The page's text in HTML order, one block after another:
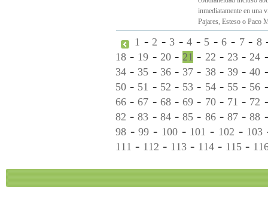
inmediatamente en una
Pajares, Esteso o Paco
1 -2 - 3 -4 - 5 -6 - 7- 8
18 - 19 - 20- 21 - 22 - 23-24
34 - 35 - 36- 37 - 38- 39-40
50 - 51 - 52 - 53 - 54- 55- 56
66 -67 - 68-69 - 70- 71 - 72
82 -83 - 84-85 - 86- 87-88
98 -99 - 100- 101 - 102 - 103
111 - 112 - 113 - 114 - 115 -